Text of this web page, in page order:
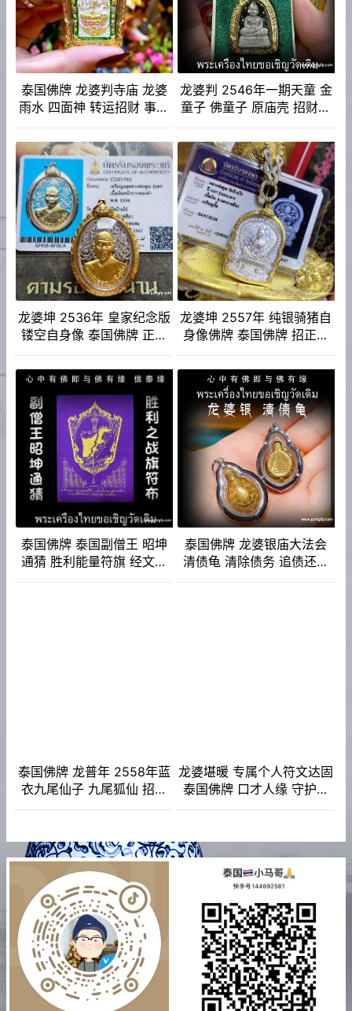
泰国佛牌 龙婆判寺庙 龙婆
雨水 四面神 转运招财 事业
邪防小人
龙婆判 2546年一期天童 金
童子 佛童子 原庙壳 招财人
佛牌
龙婆坤 2536年 皇家纪念版
镂空自身像 泰国佛牌 正财
龙婆坤 2557年 纯银骑猪自
身像佛牌 泰国佛牌 招正偏
泰国佛牌 泰国副僧王 昭坤
通猜 胜利能量符旗 经文符
泰国佛牌 龙婆银庙大法会
清债龟 清除债务 追债还债
泰国佛牌 龙普年 2558年蓝
衣九尾仙子 九尾狐仙 招财
龙婆堪暖 专属个人符文达固
泰国佛牌 口才人缘 守护保
康